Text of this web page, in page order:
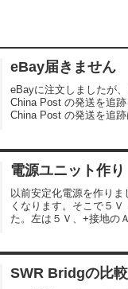
eBay届きません
eBayに注文しましたが
China Post の発送を追
China Post の発送を追
電源ユニット作り
以前安定化電源を作り
くなります。そこで５
た。左は５Ｖ、+接地の
SWR Bridgの比較